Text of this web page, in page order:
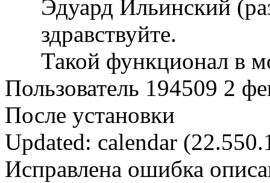
Эдуард Ильинский
здравствуйте.
Такой функционал в
Пользователь 194509 2
После установки
Updated: calendar
Исправлена ошибка